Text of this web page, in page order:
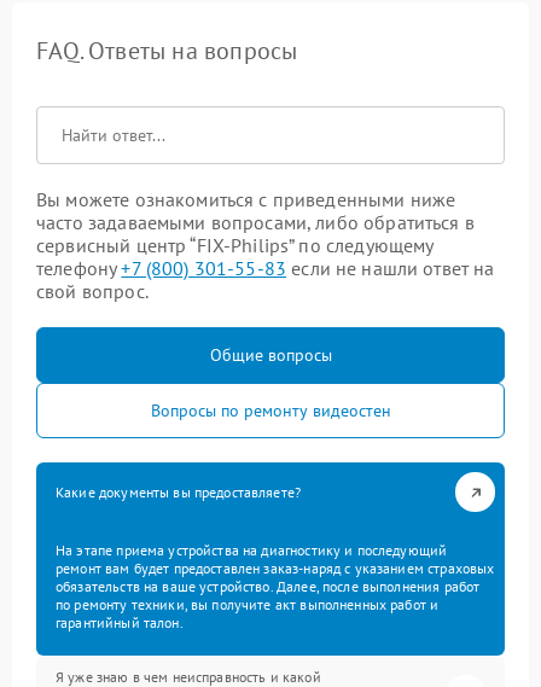
FAQ. Ответы на вопросы
Вы можете ознакомиться с приведенными ниже
часто задаваемыми вопросами, либо обратиться в
сервисный центр “FIX-Philips” по следующему
телефону+7 (800) 301-55-83 если не нашли ответ на
свой вопрос.
Общие вопросы
Вопросы по ремонту видеостен
Какие документы вы предоставляете?
На этапе приема устройства на диагностику и последующий
ремонт вам будет предоставлен заказ-наряд с указанием страховых
обязательств на ваше устройство. Далее, после выполнения работ
по ремонту техники, вы получите акт выполненных работ и
гарантийный талон.
Я уже знаю в чем неисправность и какой